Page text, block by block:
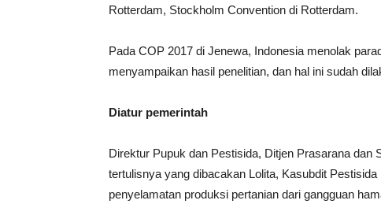
Rotterdam, Stockholm Convention di Rotterdam.
Pada COP 2017 di Jenewa, Indonesia menolak
menyampaikan hasil penelitian, dan hal ini sudah
Diatur pemerintah
Direktur Pupuk dan Pestisida, Ditjen Prasarana
tertulisnya yang dibacakan Lolita, Kasubdit
penyelamatan produksi pertanian dari gangguan